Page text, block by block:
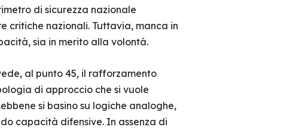
di sicurezza nazionale
critiche nazionali. Tuttavia, manca in
sia in merito alla volontà.
al punto 45, il rafforzamento
di approccio che si vuole
si basino su logiche analoghe,
capacità difensive. In assenza di